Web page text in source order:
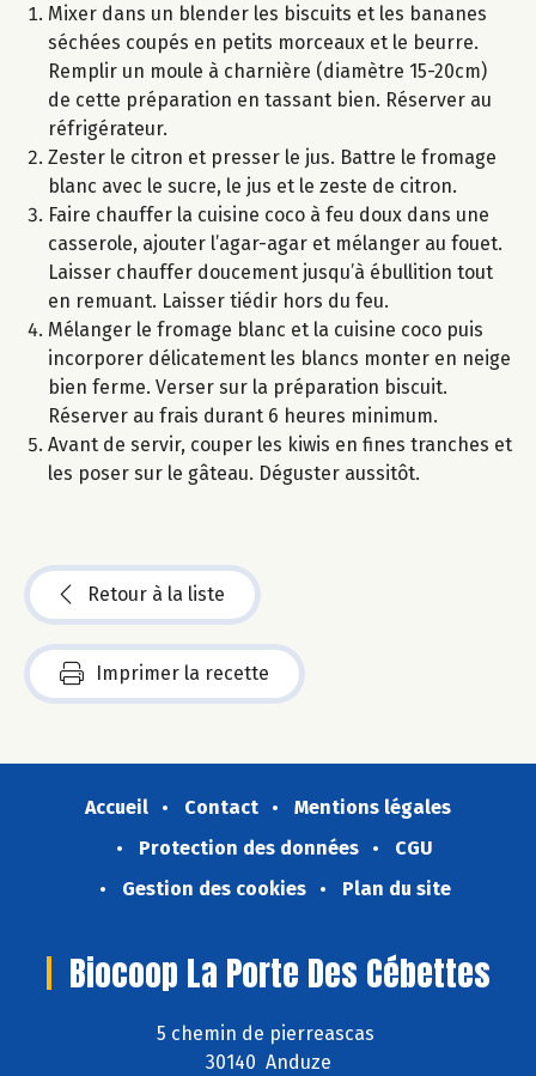
Mixer dans un blender les biscuits et les bananes
séchées coupés en petits morceaux et le beurre.
Remplir un moule à charnière (diamètre 15-20cm)
de cette préparation en tassant bien. Réserver au
réfrigérateur.
Zester le citron et presser le jus. Battre le fromage
blanc avec le sucre, le jus et le zeste de citron.
Faire chauffer la cuisine coco à feu doux dans une
casserole, ajouter l’agar-agar et mélanger au fouet.
Laisser chauffer doucement jusqu’à ébullition tout
en remuant. Laisser tiédir hors du feu.
Mélanger le fromage blanc et la cuisine coco puis
incorporer délicatement les blancs monter en neige
bien ferme. Verser sur la préparation biscuit.
Réserver au frais durant 6 heures minimum.
Avant de servir, couper les kiwis en fines tranches et
les poser sur le gâteau. Déguster aussitôt.
Retour à la liste
Imprimer la recette
Accueil Contact
Mentions légales
Protection des données
CGU
Gestion des cookies
Plan du site
Biocoop La Porte Des Cébettes
5 chemin de pierreascas
30140 Anduze